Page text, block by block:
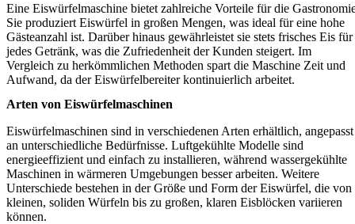
Eine Eiswürfelmaschine bietet zahlreiche Vorteile für die
Sie produziert Eiswürfel in großen Mengen, was ideal für eine hohe
Gästeanzahl ist. Darüber hinaus gewährleistet sie stets frisches Eis für
jedes Getränk, was die Zufriedenheit der Kunden steigert. Im
Vergleich zu herkömmlichen Methoden spart die Maschine Zeit und
Aufwand, da der Eiswürfelbereiter kontinuierlich arbeitet.
Arten von Eiswürfelmaschinen
Eiswürfelmaschinen sind in verschiedenen Arten erhältlich, angepasst
an unterschiedliche Bedürfnisse. Luftgekühlte Modelle sind
energieeffizient und einfach zu installieren, während wassergekühlte
Maschinen in wärmeren Umgebungen besser arbeiten. Weitere
Unterschiede bestehen in der Größe und Form der Eiswürfel, die von
kleinen, soliden Würfeln bis zu großen, klaren Eisblöcken variieren
können.